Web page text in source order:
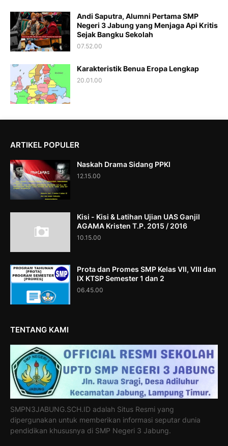
Andi Saputra, Alumni Pertama SMP
Negeri 3 Jabung yang Menjaga Api Kritis
Sejak Bangku Sekolah
07.52.00
Karakteristik Benua Eropa Lengkap
20.01.00
ARTIKEL POPULER
Naskah Drama Sidang PPKI
12.15.00
Kisi - Kisi & Latihan Ujian UAS Ganjil
AGAMA Kristen T.P. 2015 / 2016
10.15.00
Prota dan Promes SMP Kelas VII, VIII dan
IX KTSP Semester 1 dan 2
06.45.00
TENTANG KAMI
SMPN3JABUNG.SCH.ID adalah Situs Resmi yang
dipergunakan untuk memberikan informasi seputar dunia
pendidikan khususnya di SMP Negeri 3 Jabung.